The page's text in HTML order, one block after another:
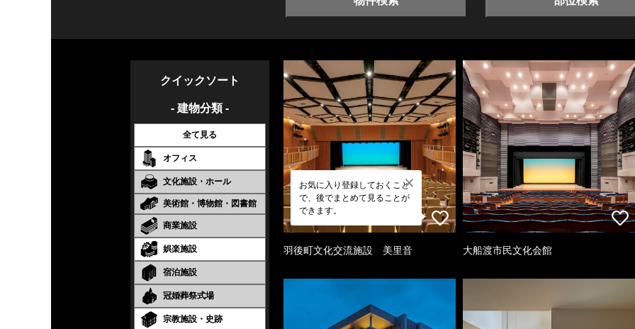
クイックソート
- 建物分類 -
全て見る
オフィス
文化施設・ホール
美術館・博物館・図書館
商業施設
娯楽施設
宿泊施設
冠婚葬祭式場
宗教施設・史跡
お気に入り登録しておくこと
で、後でまとめて見ることが
できます。
羽後町文化交流施設 美里音 大船渡市民文化会館